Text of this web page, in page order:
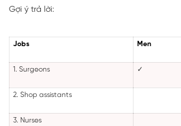
Gợi ý trả lời:
Jobs Men
1. Surgeons ✓
2. Shop assistants
3. Nurses